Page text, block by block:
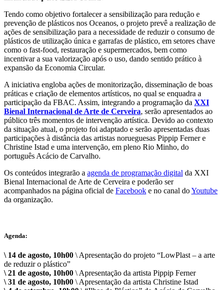
Tendo como objetivo fortalecer a sensibilização para redução e
prevenção de plásticos nos Oceanos, o projeto prevê a realização de
ações de sensibilização para a necessidade de reduzir o consumo de
plásticos de utilização única e garrafas de plástico, em setores chave
como o fast-food, restauração e supermercados, bem como
incentivar a sua valorização após o uso, dando sentido prático à
expansão da Economia Circular.
A iniciativa engloba ações de monitorização, disseminação de boas
práticas e criação de elementos artísticos, no qual se enquadra a
participação da FBAC. Assim, integrando a programação da XXI
Bienal Internacional de Arte de Cerveira, serão apresentados ao
público três momentos de intervenção artística. Devido ao contexto
da situação atual, o projeto foi adaptado e serão apresentadas duas
participações à distância das artistas norueguesas Pippip Ferner e
Christine Istad e uma intervenção, em pleno Rio Minho, do
português Acácio de Carvalho.
Os conteúdos integrarão a agenda de programação digital da XXI
Bienal Internacional de Arte de Cerveira e poderão ser
acompanhados na página oficial de Facebook e no canal doYoutube
da organização.
Agenda:
\ 14 de agosto, 10h00 \ Apresentação do projeto “LowPlast – a arte
de reduzir o plástico”
\ 21 de agosto, 10h00 \ Apresentação da artista Pippip Ferner
\ 31 de agosto, 10h00 \ Apresentação da artista Christine Istad